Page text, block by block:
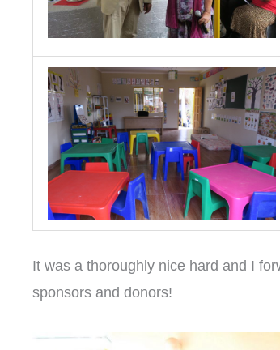
It was a thoroughly nice hard and I
sponsors and donors!